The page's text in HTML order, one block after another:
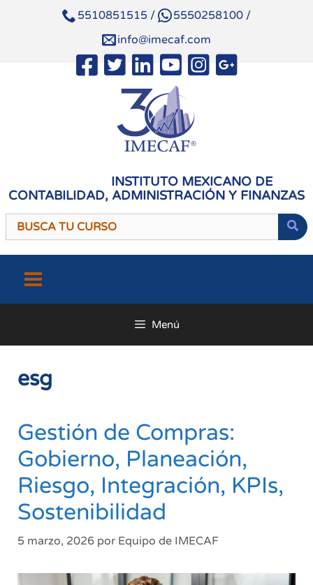
5510851515 / 5550258100 /
info@imecaf.com
INSTITUTO MEXICANO DE
CONTABILIDAD, ADMINISTRACIÓN Y FINANZAS
contenido
Menú
esg
Gestión de Compras:
Gobierno, Planeación,
Riesgo, Integración, KPIs,
Sostenibilidad
5 marzo, 2026 por Equipo de IMECAF